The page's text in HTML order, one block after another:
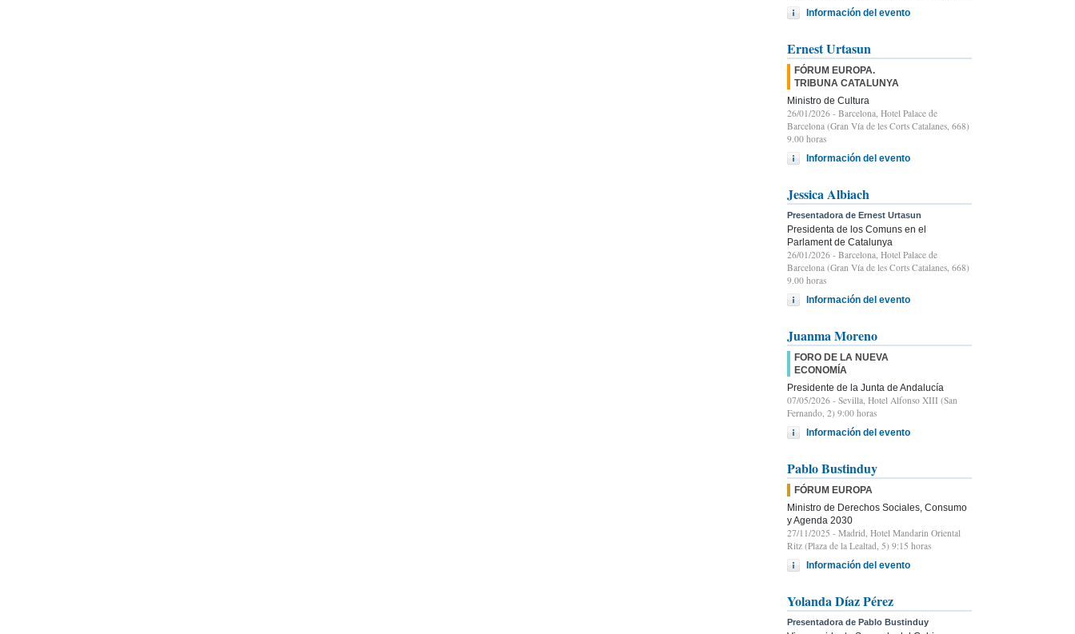
Información del evento
Ernest Urtasun
FÓRUM EUROPA.
TRIBUNA CATALUNYA
Ministro de Cultura
26/01/2026 - Barcelona, Hotel Palace de
Barcelona (Gran Vía de les Corts Catalanes, 668)
9.00 horas
Información del evento
Jessica Albiach
Presentadora de Ernest Urtasun
Presidenta de los Comuns en el
Parlament de Catalunya
26/01/2026 - Barcelona, Hotel Palace de
Barcelona (Gran Vía de les Corts Catalanes, 668)
9.00 horas
Información del evento
Juanma Moreno
FORO DE LA NUEVA
ECONOMÍA
Presidente de la Junta de Andalucía
07/05/2026 - Sevilla, Hotel Alfonso XIII (San
Fernando, 2) 9:00 horas
Información del evento
Pablo Bustinduy
FÓRUM EUROPA
Ministro de Derechos Sociales, Consumo
y Agenda 2030
27/11/2025 - Madrid, Hotel Mandarin Oriental
Ritz (Plaza de la Lealtad, 5) 9:15 horas
Información del evento
Yolanda Díaz Pérez
Presentadora de Pablo Bustinduy